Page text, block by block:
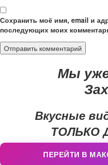
Сохранить моё имя, email и
последующих моих
Мы
Вкусные
ТОЛЬКО
ПЕРЕЙТИ В